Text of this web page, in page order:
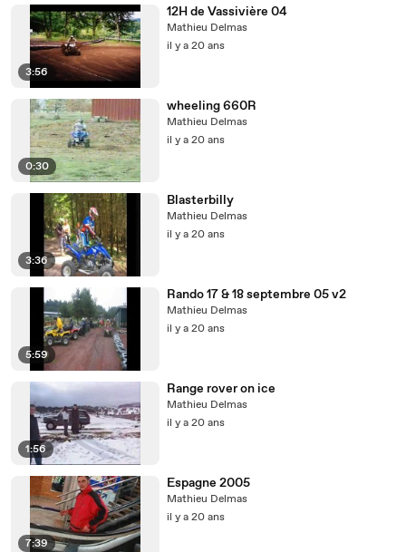
3:56
12H de Vassivière 04
Mathieu Delmas
il y a 20 ans
0:30
wheeling 660R
Mathieu Delmas
il y a 20 ans
3:36
Blasterbilly
Mathieu Delmas
il y a 20 ans
5:59
Rando 17 & 18 septembre 05 v2
Mathieu Delmas
il y a 20 ans
1:56
Range rover on ice
Mathieu Delmas
il y a 20 ans
7:39
Espagne 2005
Mathieu Delmas
il y a 20 ans